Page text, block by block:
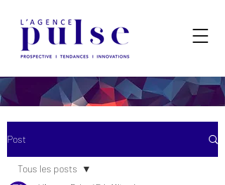
Post
Tous les posts